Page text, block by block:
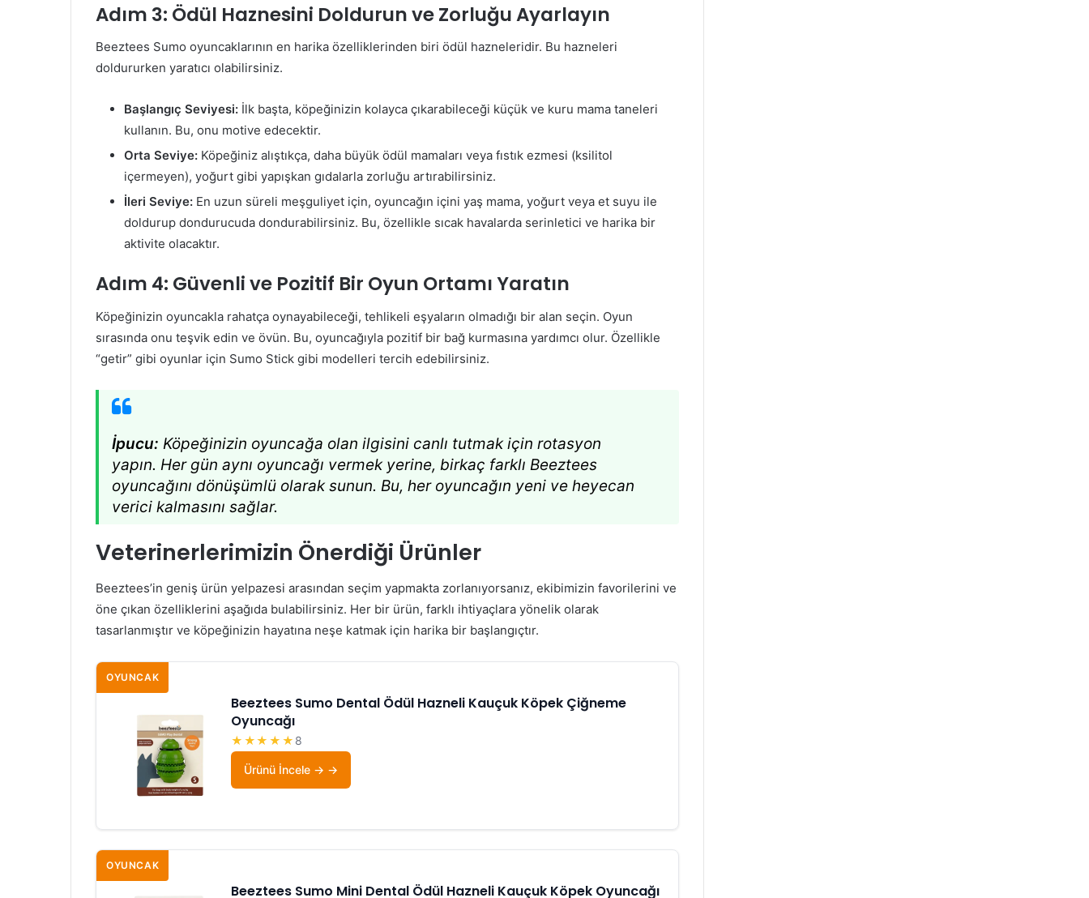
Adım 3: Ödül Haznesini Doldurun ve Zorluğu Ayarlayın
Beeztees Sumo oyuncaklarının en harika özelliklerinden biri ödül hazneleridir. Bu hazneleri
doldururken yaratıcı olabilirsiniz.
Başlangıç Seviyesi: İlk başta, köpeğinizin kolayca çıkarabileceği küçük ve kuru mama taneleri
kullanın. Bu, onu motive edecektir.
Orta Seviye: Köpeğiniz alıştıkça, daha büyük ödül mamaları veya fıstık ezmesi (ksilitol
içermeyen), yoğurt gibi yapışkan gıdalarla zorluğu artırabilirsiniz.
İleri Seviye: En uzun süreli meşguliyet için, oyuncağın içini yaş mama, yoğurt veya et suyu ile
doldurup dondurucuda dondurabilirsiniz. Bu, özellikle sıcak havalarda serinletici ve harika bir
aktivite olacaktır.
Adım 4: Güvenli ve Pozitif Bir Oyun Ortamı Yaratın
Köpeğinizin oyuncakla rahatça oynayabileceği, tehlikeli eşyaların olmadığı bir alan seçin. Oyun
sırasında onu teşvik edin ve övün. Bu, oyuncağıyla pozitif bir bağ kurmasına yardımcı olur. Özellikle
“getir” gibi oyunlar için Sumo Stick gibi modelleri tercih edebilirsiniz.
İpucu: Köpeğinizin oyuncağa olan ilgisini canlı tutmak için rotasyon
yapın. Her gün aynı oyuncağı vermek yerine, birkaç farklı Beeztees
oyuncağını dönüşümlü olarak sunun. Bu, her oyuncağın yeni ve heyecan
verici kalmasını sağlar.
Veterinerlerimizin Önerdiği Ürünler
Beeztees’in geniş ürün yelpazesi arasından seçim yapmakta zorlanıyorsanız, ekibimizin favorilerini ve
öne çıkan özelliklerini aşağıda bulabilirsiniz. Her bir ürün, farklı ihtiyaçlara yönelik olarak
tasarlanmıştır ve köpeğinizin hayatına neşe katmak için harika bir başlangıçtır.
OYUNCAK
Beeztees Sumo Dental Ödül Hazneli Kauçuk Köpek Çiğneme
Oyuncağı
★★★★★ 8
Ürünü İncele →
OYUNCAK
Beeztees Sumo Mini Dental Ödül Hazneli Kauçuk Köpek Oyuncağı